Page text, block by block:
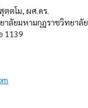
ตโม, ผศ.ดร.
าลัยมหามกุฏราชวิทยาลัย
1139